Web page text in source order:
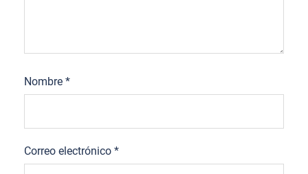
Nombre *
Correo electrónico *